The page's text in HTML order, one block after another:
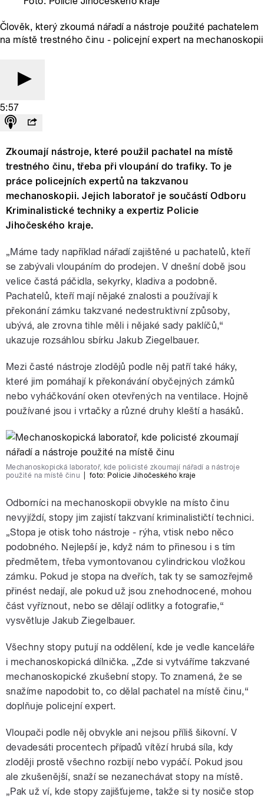
Člověk, který zkoumá nářadí a nástroje použité pachatelem
na místě trestného činu - policejní expert na mechanoskopii
5:57
Zkoumají nástroje, které použil pachatel na místě
trestného činu, třeba při vloupání do trafiky. To je
práce policejních expertů na takzvanou
mechanoskopii. Jejich laboratoř je součástí Odboru
Kriminalistické techniky a expertiz Policie
Jihočeského kraje.
„Máme tady například nářadí zajištěné u pachatelů, kteří
se zabývali vloupáním do prodejen. V dnešní době jsou
velice častá páčidla, sekyrky, kladiva a podobně.
Pachatelů, kteří mají nějaké znalosti a používají k
překonání zámku takzvané nedestruktivní způsoby,
ubývá, ale zrovna tihle měli i nějaké sady paklíčů,“
ukazuje rozsáhlou sbírku Jakub Ziegelbauer.
Mezi časté nástroje zlodějů podle něj patří také háky,
které jim pomáhají k překonávání obyčejných zámků
nebo vyháčkování oken otevřených na ventilace. Hojně
používané jsou i vrtačky a různé druhy kleští a hasáků.
Mechanoskopická laboratoř, kde policisté zkoumají nářadí a nástroje
použité na místě činu
foto: Policie Jihočeského kraje
Odborníci na mechanoskopii obvykle na místo činu
nevyjíždí, stopy jim zajistí takzvaní kriminalističtí technici.
„Stopa je otisk toho nástroje - rýha, vtisk nebo něco
podobného. Nejlepší je, když nám to přinesou i s tím
předmětem, třeba vymontovanou cylindrickou vložkou
zámku. Pokud je stopa na dveřích, tak ty se samozřejmě
přinést nedají, ale pokud už jsou znehodnocené, mohou
část vyříznout, nebo se dělají odlitky a fotografie,“
vysvětluje Jakub Ziegelbauer.
Všechny stopy putují na oddělení, kde je vedle kanceláře
i mechanoskopická dílnička. „Zde si vytváříme takzvané
mechanoskopické zkušební stopy. To znamená, že se
snažíme napodobit to, co dělal pachatel na místě činu,“
doplňuje policejní expert.
Vloupači podle něj obvykle ani nejsou příliš šikovní. V
devadesáti procentech případů vítězí hrubá síla, kdy
zloději prostě všechno rozbijí nebo vypáčí. Pokud jsou
ale zkušenější, snaží se nezanechávat stopy na místě.
„Pak už ví, kde stopy zajišťujeme, takže si ty nosiče stop